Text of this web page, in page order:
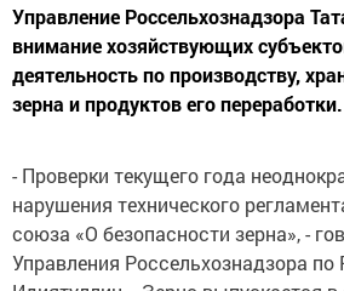
Управление Россельхознадзора
внимание хозяйствующих
деятельность по производству,
зерна и продуктов его переработки.
- Проверки текущего года
нарушения технического
союза «О безопасности зерна», -
Управления Россельхознадзора по